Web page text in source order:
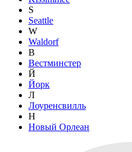
S
Seattle
W
Waldorf
В
Вестминстер
Й
Йорк
Л
Лоуренсвилль
Н
Новый Орлеан